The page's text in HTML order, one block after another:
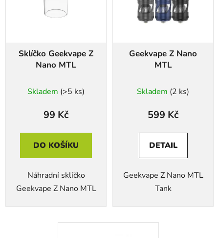
Sklíčko Geekvape Z
Nano MTL
Skladem (>5 ks)
99 Kč
DO KOŠÍKU
Náhradní sklíčko
Geekvape Z Nano MTL
Geekvape Z Nano
MTL
Skladem (2 ks)
599 Kč
DETAIL
Geekvape Z Nano MTL
Tank